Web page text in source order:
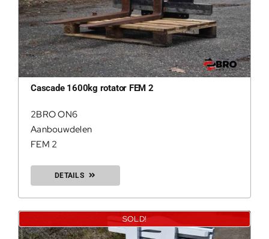
Cascade 1600kg rotator FEM 2
2BRO ON6
Aanbouwdelen
FEM 2
DETAILS
SOLD!